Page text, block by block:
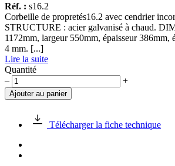
Réf. : s16.2
Corbeille de propretés16.2 avec cendrier
STRUCTURE : acier galvanisé à chaud.
1172mm, largeur 550mm, épaisseur 386mm,
4 mm. [...]
Lire la suite
Quantité
quantité
de
Corbeille
115L
acier
– +
Ajouter au panier
Télécharger la fiche technique